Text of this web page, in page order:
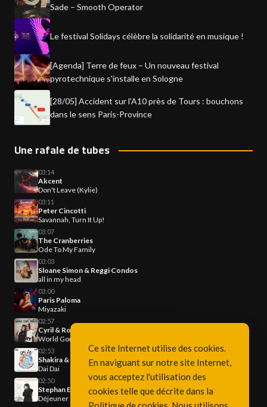
Sade – Smooth Operator
Le festival Solidays célèbre la solidarité en musique !
[Agenda] Terre de feux – Un nouveau festival
pyrotechnique s'installe en Sologne
[28/05] Accident sur l'A10 près de Tours : bouchons
dans le sens Paris-Province
Une rafale de tubes
03:14
Akcent
Don't Leave (Kylie)
03:11
Peter Cincotti
Savannah, Turn It Up!
03:07
The Cranberries
Ode To My Family
03:03
Sloane Simon & Reggi Condos
all in my head
03:00
Paris Paloma
Miyazaki
02:57
Cyril & Robin Schulz & Sam Martin
World Gone Wild
02:53
Shakira & Burna Boy
Dai Dai
02:50
Stephan Eicher
Déjeuner en paix
Ce site Internet utilise des cookies.
En naviguant sur notre site Internet,
vous acceptez l'utilisation des
cookies telle que décrite dans la